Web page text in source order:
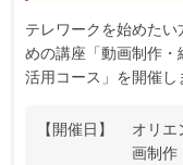
テレワークを始めた
めの講座「動画制作
活用コース」を開催し
【開催日】 オリエ
画制作